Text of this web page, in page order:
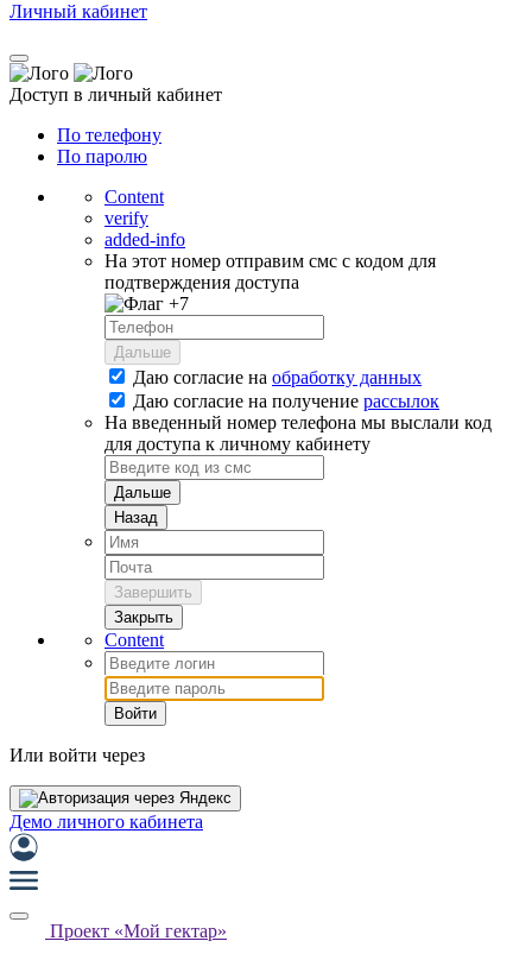
Личный кабинет
Доступ в личный кабинет
По телефону
По паролю
Content
verify
added-info
На этот номер отправим смс с кодом для
подтверждения доступа
+7
Дальше
Даю согласие на обработку данных
Даю согласие на получение рассылок
На введенный номер телефона мы выслали код
для доступа к личному кабинету
Дальше
Назад
Завершить
Закрыть
Content
Войти
Или войти через
Демо личного кабинета
Проект «Мой гектар»